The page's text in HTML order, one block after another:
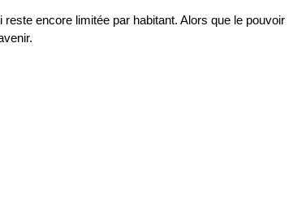
encore limitée par habitant. Alors que le pouvoir